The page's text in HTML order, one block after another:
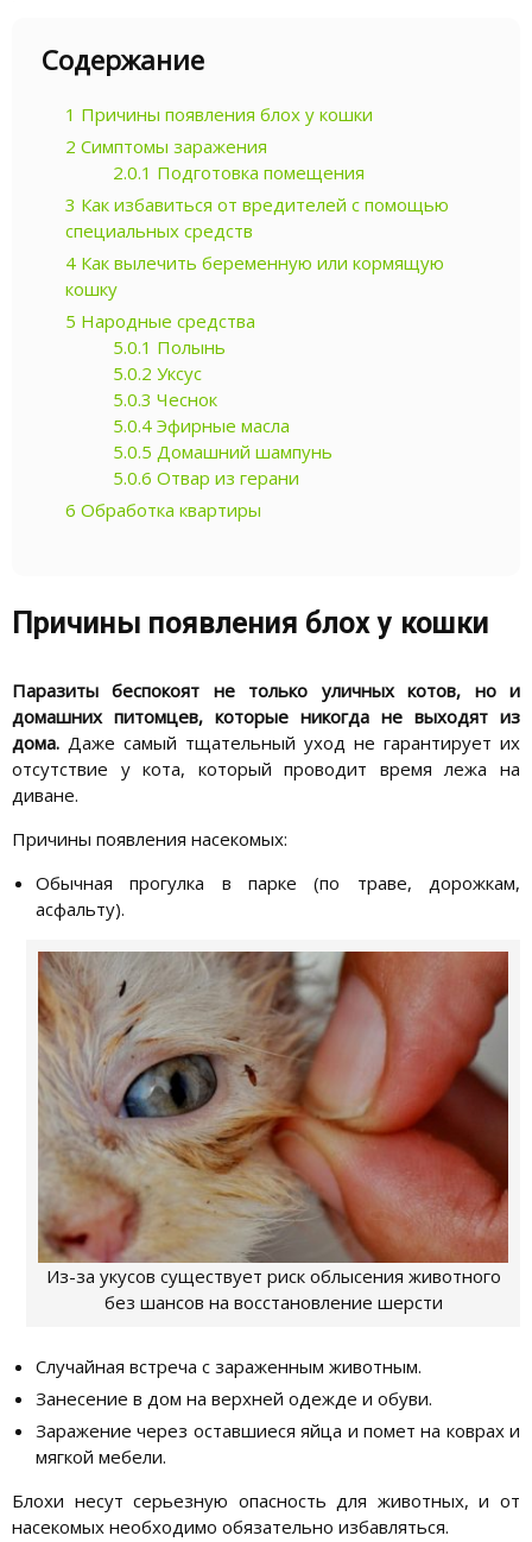
Содержание
1 Причины появления блох у кошки
2 Симптомы заражения
2.0.1 Подготовка помещения
3 Как избавиться от вредителей с помощью
специальных средств
4 Как вылечить беременную или кормящую
кошку
5 Народные средства
5.0.1 Полынь
5.0.2 Уксус
5.0.3 Чеснок
5.0.4 Эфирные масла
5.0.5 Домашний шампунь
5.0.6 Отвар из герани
6 Обработка квартиры
Причины появления блох у кошки
Паразиты беспокоят не только уличных котов, но и
домашних питомцев, которые никогда не выходят из
дома. Даже самый тщательный уход не гарантирует их
отсутствие у кота, который проводит время лежа на
диване.
Причины появления насекомых:
Обычная прогулка в парке (по траве, дорожкам,
асфальту).
Из-за укусов существует риск облысения животного
без шансов на восстановление шерсти
Случайная встреча с зараженным животным.
Занесение в дом на верхней одежде и обуви.
Заражение через оставшиеся яйца и помет на коврах и
мягкой мебели.
Блохи несут серьезную опасность для животных, и от
насекомых необходимо обязательно избавляться.